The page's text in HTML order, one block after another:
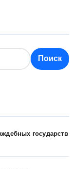
Поиск
государств